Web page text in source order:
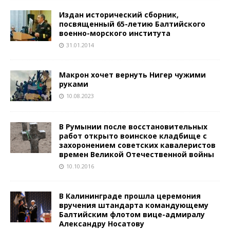
Издан исторический сборник,
посвященный 65-летию Балтийского
военно-морского института
31.01.2014
Макрон хочет вернуть Нигер чужими
руками
10.08.2023
В Румынии после восстановительных
работ открыто воинское кладбище с
захоронением советских кавалеристов
времен Великой Отечественной войны
10.10.2016
В Калининграде прошла церемония
вручения штандарта командующему
Балтийским флотом вице-адмиралу
Александру Носатову